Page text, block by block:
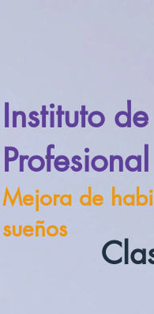
Instituto
Mejora de
sueños